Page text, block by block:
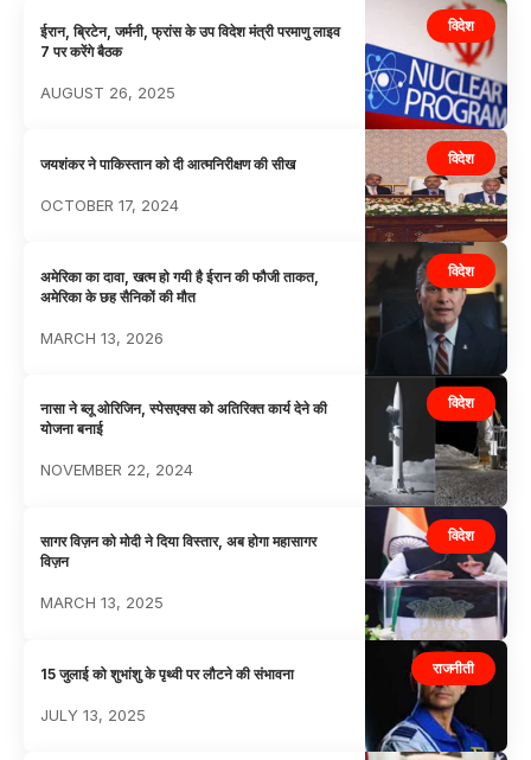
विदेश
ईरान, ब्रिटेन, जर्मनी, फ्रांस के उप विदेश मंत्री परमाणु लाइव
7 पर करेंगे बैठक
AUGUST 26, 2025
विदेश
जयशंकर ने पाकिस्तान को दी आत्मनिरीक्षण की सीख
OCTOBER 17, 2024
विदेश
अमेरिका का दावा, खत्म हो गयी है ईरान की फौजी ताकत,
अमेरिका के छह सैनिकों की मौत
MARCH 13, 2026
विदेश
नासा ने ब्लू ओरिजिन, स्पेसएक्स को अतिरिक्त कार्य देने की
योजना बनाई
NOVEMBER 22, 2024
विदेश
सागर विज़न को मोदी ने दिया विस्तार, अब होगा महासागर
विज़न
MARCH 13, 2025
राजनीती
15 जुलाई को शुभांशु के पृथ्वी पर लौटने की संभावना
JULY 13, 2025